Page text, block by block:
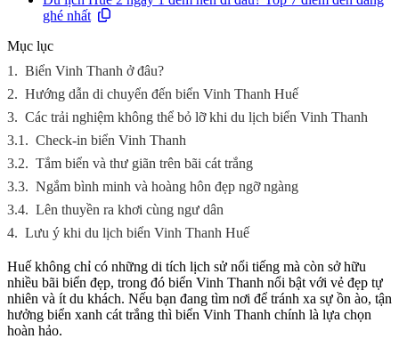
ghé nhất
Mục lục
1. Biển Vinh Thanh ở đâu?
2. Hướng dẫn di chuyển đến biển Vinh Thanh Huế
3. Các trải nghiệm không thể bỏ lỡ khi du lịch biển Vinh Thanh
3.1. Check-in biển Vinh Thanh
3.2. Tắm biển và thư giãn trên bãi cát trắng
3.3. Ngắm bình minh và hoàng hôn đẹp ngỡ ngàng
3.4. Lên thuyền ra khơi cùng ngư dân
4. Lưu ý khi du lịch biển Vinh Thanh Huế
Huế không chỉ có những di tích lịch sử nổi tiếng mà còn sở hữu
nhiều bãi biển đẹp, trong đó biển Vinh Thanh nổi bật với vẻ đẹp tự
nhiên và ít du khách. Nếu bạn đang tìm nơi để tránh xa sự ồn ào, tận
hưởng biển xanh cát trắng thì biển Vinh Thanh chính là lựa chọn
hoàn hảo.